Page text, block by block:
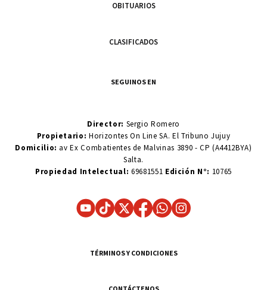
OBITUARIOS
CLASIFICADOS
SEGUINOS EN
Director: Sergio Romero
Propietario:Horizontes On Line SA. El Tribuno Jujuy
Domicilio: av Ex Combatientes de Malvinas 3890 - CP (A4412BYA)
Salta.
Propiedad Intelectual: 69681551 Edición N°: 10765
TÉRMINOS Y CONDICIONES